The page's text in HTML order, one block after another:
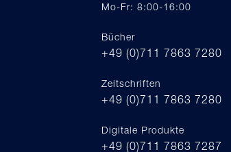
Mo-Fr: 8:00-16:00
Bücher
+49 (0)711 7863 7280
Zeitschriften
+49 (0)711 7863 7280
Digitale Produkte
+49 (0)711 7863 7287